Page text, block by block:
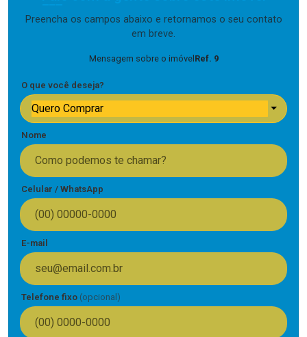
Preencha os campos abaixo e retornamos o seu contato
em breve.
Mensagem sobre o imóvel Ref. 9
O que você deseja?
Quero Comprar
Nome
Celular / WhatsApp
E-mail
Telefone fixo (opcional)